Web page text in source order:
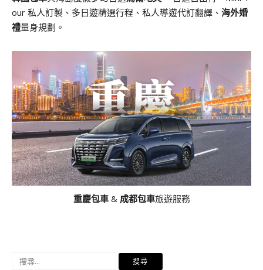
our 私人訂製、多日遊精選行程、私人導遊代訂翻譯、 海外婚
禮量身規劃。
重慶包車& 成都包車旅遊服務
搜